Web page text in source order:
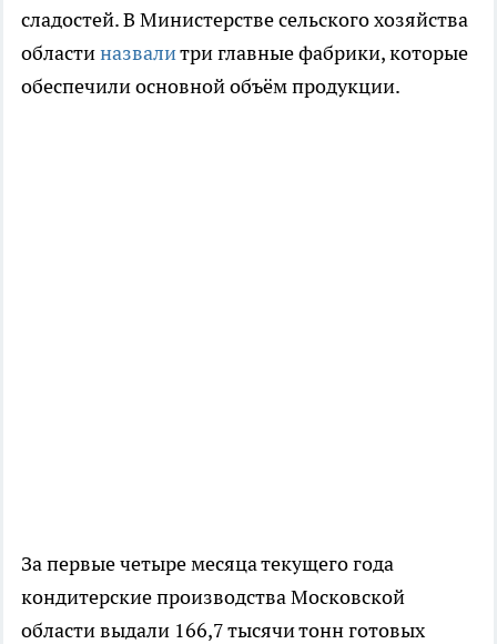
сладостей. В Министерстве сельского хозяйства
областиназвалитри главные фабрики, которые
обеспечили основной объём продукции.
За первые четыре месяца текущего года
кондитерские производства Московской
области выдали 166,7 тысячи тонн готовых